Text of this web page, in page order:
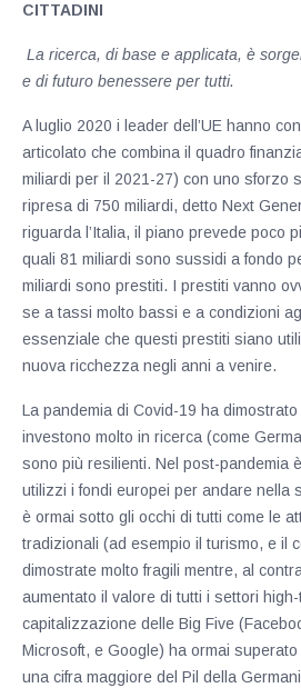
CITTADINI
La ricerca, di base e applicata, è
e di futuro benessere per tutti.
A luglio 2020 i leader dell’UE hanno
articolato che combina il quadro
miliardi per il 2021-27) con uno sforzo
ripresa di 750 miliardi, detto Next
riguarda l’Italia, il piano prevede poco
quali 81 miliardi sono sussidi a fondo
miliardi sono prestiti. I prestiti vanno
se a tassi molto bassi e a condizioni
essenziale che questi prestiti siano
nuova ricchezza negli anni a venire.
La pandemia di Covid-19 ha
investono molto in ricerca (come
sono più resilienti. Nel post-pandemia
utilizzi i fondi europei per andare nella
è ormai sotto gli occhi di tutti come le
tradizionali (ad esempio il turismo, e il
dimostrate molto fragili mentre, al
aumentato il valore di tutti i settori
capitalizzazione delle Big Five
Microsoft, e Google) ha ormai
una cifra maggiore del Pil della